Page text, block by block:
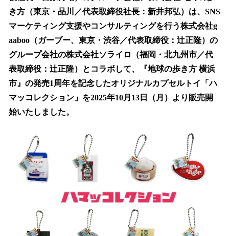
を
読
み
込
中
で
す
き方（東京・品川／代表取締役社長：新井邦弘）は、SNS
マーケティング支援やコンサルティングを行う株式会社g
aaboo（ガーブー、東京・渋谷／代表取締役：辻正隆）の
グループ会社の株式会社ソライロ（福岡・北九州市／代
表取締役：辻正隆）とコラボして、『地球の歩き方 横浜
市』の発売1周年を記念したオリジナルカプセルトイ「ハ
マッコレクション」を2025年10月13日（月）より販売開
始いたしました。